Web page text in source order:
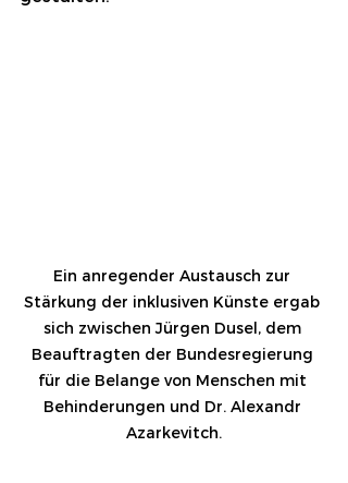
Ein anregender Austausch zur
Stärkung der inklusiven Künste ergab
sich zwischen Jürgen Dusel, dem
Beauftragten der Bundesregierung
für die Belange von Menschen mit
Behinderungen und Dr. Alexandr
Azarkevitch.